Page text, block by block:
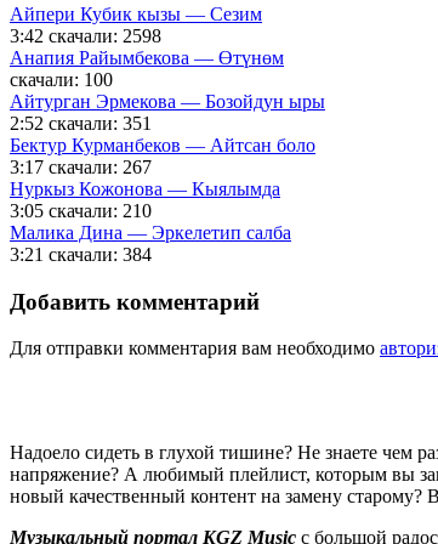
Айпери Кубик кызы — Сезим
3:42 скачали: 2598
Анапия Райымбекова — Өтүнөм
скачали: 100
Айтурган Эрмекова — Бозойдун ыры
2:52 скачали: 351
Бектур Курманбеков — Айтсан боло
3:17 скачали: 267
Нуркыз Кожонова — Кыялымда
3:05 скачали: 210
Малика Дина — Эркелетип салба
3:21 скачали: 384
Добавить комментарий
Для отправки комментария вам необходимо
Надоело сидеть в глухой тишине? Не знаете чем
напряжение? А любимый плейлист, которым вы
новый качественный контент на замену
Музыкальный портал KGZ Music с большой